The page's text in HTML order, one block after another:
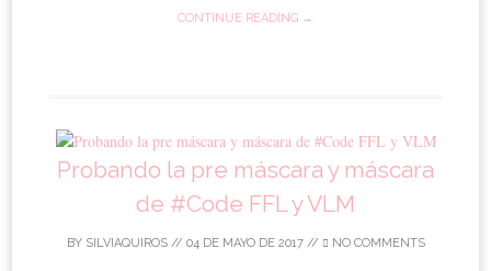
CONTINUE READING →
Probando la pre máscara y máscara
de #Code FFL y VLM
BY SILVIAQUIROS// 04 DE MAYO DE 2017// NO COMMENTS